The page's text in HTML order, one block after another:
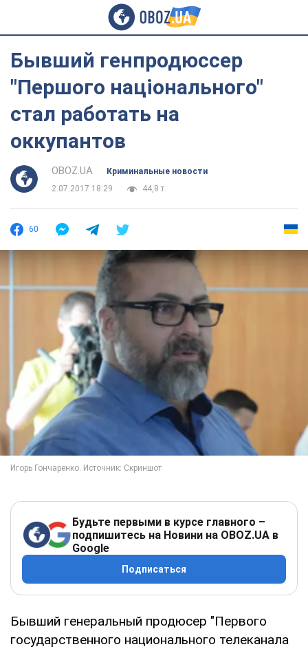
Бывший генпродюссер
"Першого національного"
стал работать на
оккупантов
OBOZ.UA
Криминальные новости
2.07.2017 18:29
44,8 т.
60
Будьте первыми в курсе главного –
подпишитесь на Новини на OBOZ.UA в
Google
Подписаться
Бывший генеральный продюсер "Первого
государственного национального телеканала